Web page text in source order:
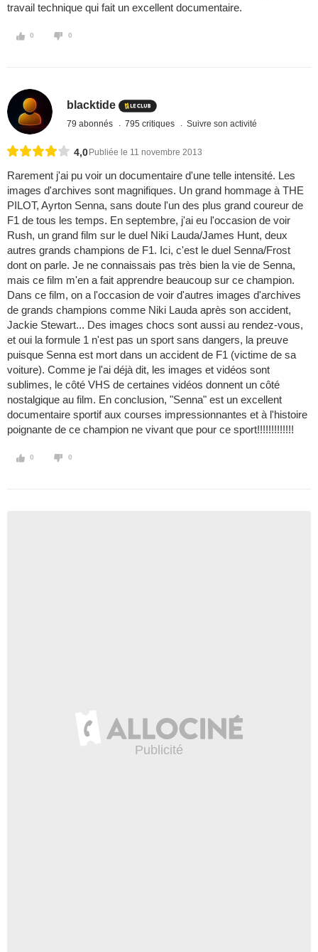
travail technique qui fait un excellent documentaire.
0 0
blacktide
79 abonnés 795 critiques Suivre son activité
4,0 Publiée le 11 novembre 2013
Rarement j'ai pu voir un documentaire d'une telle intensité. Les
images d'archives sont magnifiques. Un grand hommage à THE
PILOT, Ayrton Senna, sans doute l'un des plus grand coureur de
F1 de tous les temps. En septembre, j'ai eu l'occasion de voir
Rush, un grand film sur le duel Niki Lauda/James Hunt, deux
autres grands champions de F1. Ici, c'est le duel Senna/Frost
dont on parle. Je ne connaissais pas très bien la vie de Senna,
mais ce film m'en a fait apprendre beaucoup sur ce champion.
Dans ce film, on a l'occasion de voir d'autres images d'archives
de grands champions comme Niki Lauda après son accident,
Jackie Stewart... Des images chocs sont aussi au rendez-vous,
et oui la formule 1 n'est pas un sport sans dangers, la preuve
puisque Senna est mort dans un accident de F1 (victime de sa
voiture). Comme je l'ai déjà dit, les images et vidéos sont
sublimes, le côté VHS de certaines vidéos donnent un côté
nostalgique au film. En conclusion, "Senna" est un excellent
documentaire sportif aux courses impressionnantes et à l'histoire
poignante de ce champion ne vivant que pour ce sport!!!!!!!!!!!!!
0 0